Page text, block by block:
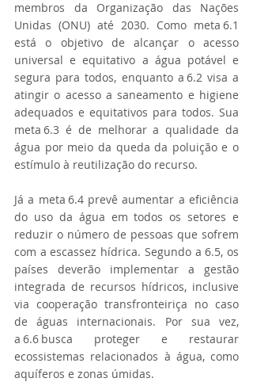
membros da Organização das Nações
Unidas (ONU) até 2030. Como meta 6.1
está o objetivo de alcançar o acesso
universal e equitativo a água potável e
segura para todos, enquanto a 6.2 visa a
atingir o acesso a saneamento e higiene
adequados e equitativos para todos. Sua
meta 6.3 é de melhorar a qualidade da
água por meio da queda da poluição e o
estímulo à reutilização do recurso.
Já a meta 6.4 prevê aumentar a eficiência
do uso da água em todos os setores e
reduzir o número de pessoas que sofrem
com a escassez hídrica. Segundo a 6.5, os
países deverão implementar a gestão
integrada de recursos hídricos, inclusive
via cooperação transfronteiriça no caso
de águas internacionais. Por sua vez,
a 6.6 busca proteger e restaurar
ecossistemas relacionados à água, como
aquíferos e zonas úmidas.